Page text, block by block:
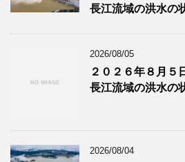
長江流域の洪水の
2026/08/05
２０２６年８月５
長江流域の洪水の
2026/08/04